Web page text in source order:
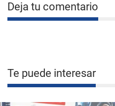
Deja tu comentario
Te puede interesar